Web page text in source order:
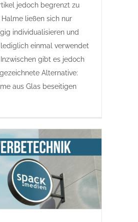
jedoch begrenzt zu
Halme ließen sich nur
individualisieren und
lediglich einmal verwendet
gibt es jedoch
Alternative:
aus Glas beseitigen
und mehr